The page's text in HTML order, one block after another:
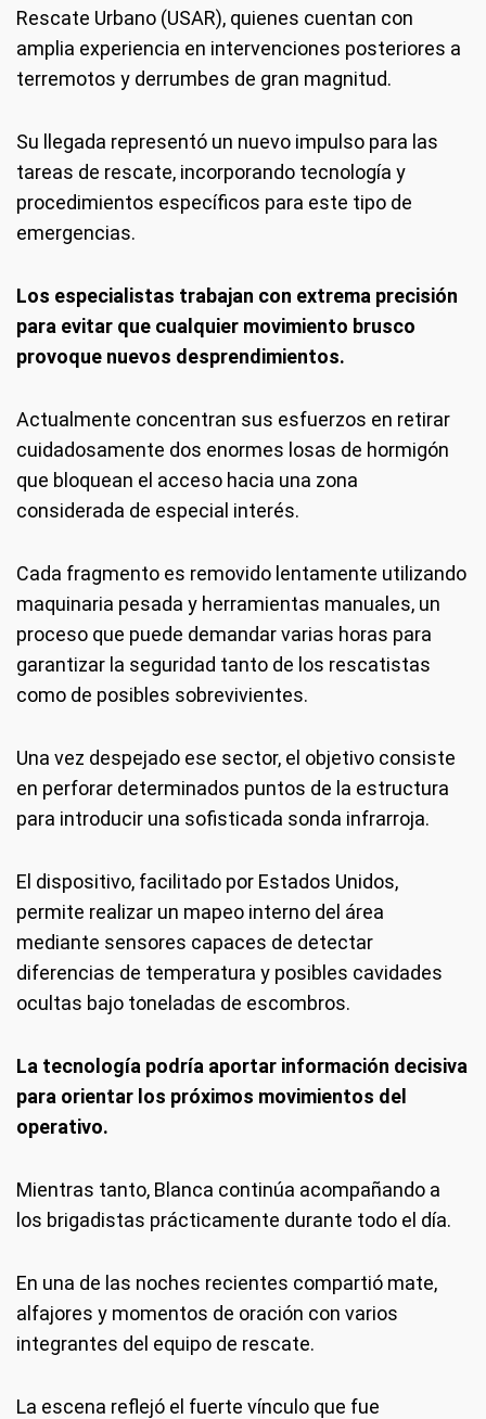
Rescate Urbano (USAR), quienes cuentan con
amplia experiencia en intervenciones posteriores a
terremotos y derrumbes de gran magnitud.
Su llegada representó un nuevo impulso para las
tareas de rescate, incorporando tecnología y
procedimientos específicos para este tipo de
emergencias.
Los especialistas trabajan con extrema precisión
para evitar que cualquier movimiento brusco
provoque nuevos desprendimientos.
Actualmente concentran sus esfuerzos en retirar
cuidadosamente dos enormes losas de hormigón
que bloquean el acceso hacia una zona
considerada de especial interés.
Cada fragmento es removido lentamente utilizando
maquinaria pesada y herramientas manuales, un
proceso que puede demandar varias horas para
garantizar la seguridad tanto de los rescatistas
como de posibles sobrevivientes.
Una vez despejado ese sector, el objetivo consiste
en perforar determinados puntos de la estructura
para introducir una sofisticada sonda infrarroja.
El dispositivo, facilitado por Estados Unidos,
permite realizar un mapeo interno del área
mediante sensores capaces de detectar
diferencias de temperatura y posibles cavidades
ocultas bajo toneladas de escombros.
La tecnología podría aportar información decisiva
para orientar los próximos movimientos del
operativo.
Mientras tanto, Blanca continúa acompañando a
los brigadistas prácticamente durante todo el día.
En una de las noches recientes compartió mate,
alfajores y momentos de oración con varios
integrantes del equipo de rescate.
La escena reflejó el fuerte vínculo que fue